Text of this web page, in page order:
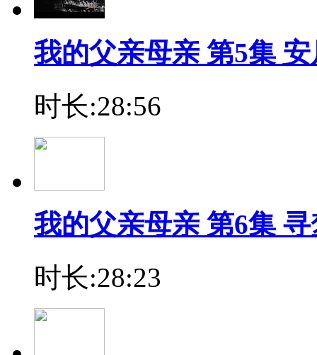
我的父亲母亲 第5集 安
时长:28:56
我的父亲母亲 第6集
时长:28:23